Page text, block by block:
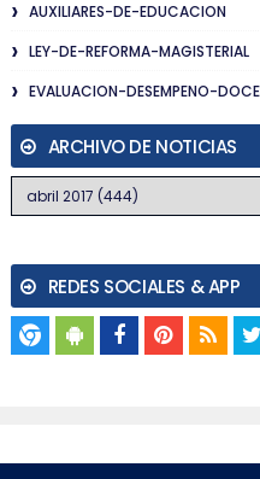
AUXILIARES-DE-EDUCACION
LEY-DE-REFORMA-MAGISTERIAL
EVALUACION-DESEMPENO-
ARCHIVO DE NOTICIAS
REDES SOCIALES & APP